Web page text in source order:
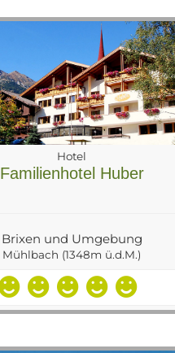
Hotel
Familienhotel Huber
Brixen und Umgebung
Mühlbach (1348m ü.d.M.)